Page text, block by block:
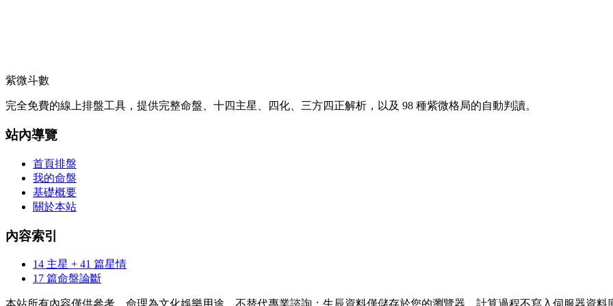
紫微斗數
完全免費的線上排盤工具，提供完整命盤、十四主星、四化、三方四正解析，以及 98 種紫微格局的自動判讀。
站內導覽
首頁排盤
我的命盤
基礎概要
關於本站
內容索引
14 主星 + 41 篇星情
17 篇命盤論斷